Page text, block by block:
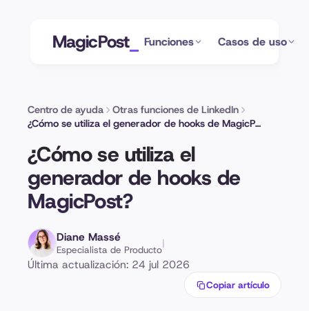
MagicPost Funciones Casos de uso
Centro de ayuda
Otras funciones de LinkedIn
¿Cómo se utiliza el generador de hooks de MagicPost?
¿Cómo se utiliza el
generador de hooks de
MagicPost?
Diane Massé
Especialista de Producto|
Última actualización: 24 jul 2026
Copiar artículo